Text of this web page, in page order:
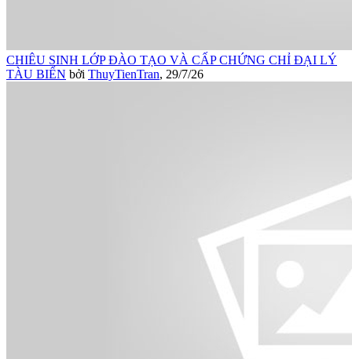
CHIÊU SINH LỚP ĐÀO TẠO VÀ CẤP CHỨNG CHỈ ĐẠI LÝ
TÀU BIỂN bởi ThuyTienTran, 29/7/26